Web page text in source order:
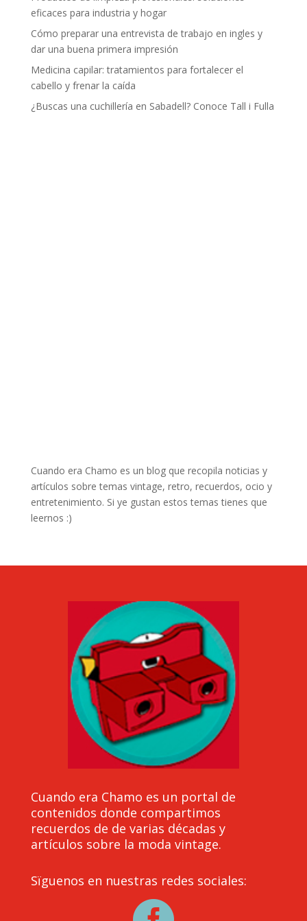
eficaces para industria y hogar
Cómo preparar una entrevista de trabajo en ingles y
dar una buena primera impresión
Medicina capilar: tratamientos para fortalecer el
cabello y frenar la caída
¿Buscas una cuchillería en Sabadell? Conoce Tall i Fulla
Cuando era Chamo es un blog que recopila noticias y
artículos sobre temas vintage, retro, recuerdos, ocio y
entretenimiento. Si ye gustan estos temas tienes que
leernos :)
Cuando era Chamo es un portal de
contenidos donde compartimos
recuerdos de de varias décadas y
artículos sobre la moda vintage.
Sïguenos en nuestras redes sociales: